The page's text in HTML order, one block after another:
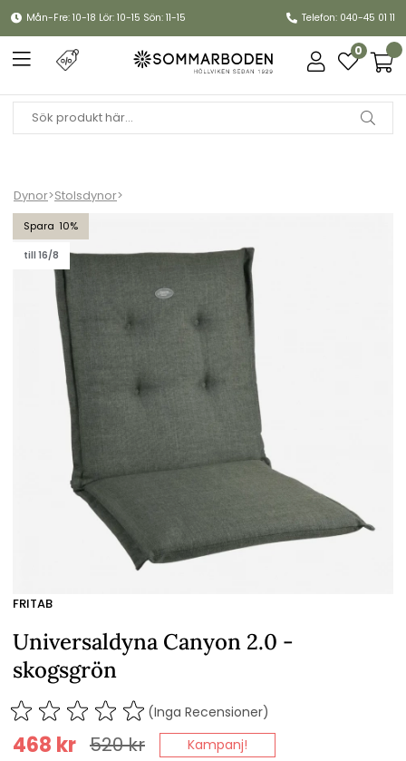
Mån-Fre: 10-18 Lör: 10-15 Sön: 11-15 Telefon: 040-45 01 11
0
Dynor>Stolsdynor>
10
till 16/8
Universaldyna Canyon 2.0 - skogsgrön
FRITAB
Universaldyna Canyon 2.0 -
skogsgrön
(Inga Recensioner)
520kr
468 kr Kampanj!